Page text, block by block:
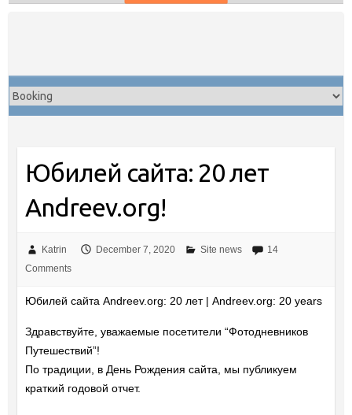
Юбилей сайта: 20 лет
Andreev.org!
Katrin December 7, 2020 Site news
14
Comments
Юбилей сайта Andreev.org: 20 лет | Andreev.org: 20 years
Здравствуйте, уважаемые посетители “Фотодневников
Путешествий”!
По традиции, в День Рождения сайта, мы публикуем
краткий годовой отчет.